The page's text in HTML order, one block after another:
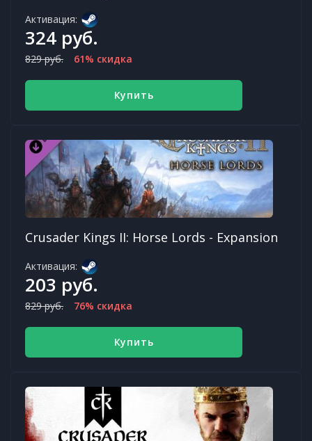
Активация:
324 руб.
829 руб. 61% скидка
Купить
Crusader Kings II: Horse Lords - Expansion
Активация:
203 руб.
829 руб. 76% скидка
Купить